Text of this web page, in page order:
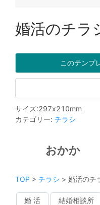
婚活のチラ
このテンプ
サイズ:297x210mm
カテゴリー: チラシ
おかか
TOP > チラシ > 婚活のチ
婚 活 結婚相談所